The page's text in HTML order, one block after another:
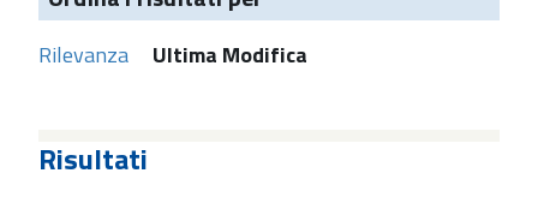
Rilevanza Ultima Modifica
Risultati